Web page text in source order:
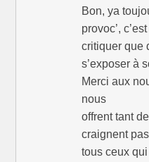
Bon, ya
provoc’,
critiquer que
s’exposer à
Merci aux
nous
offrent tant
craignent
tous ceux